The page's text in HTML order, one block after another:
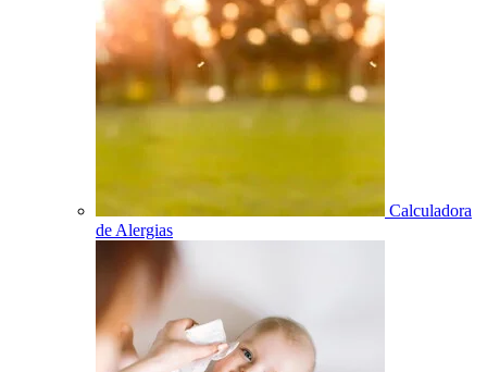
Calculadora
de Alergias